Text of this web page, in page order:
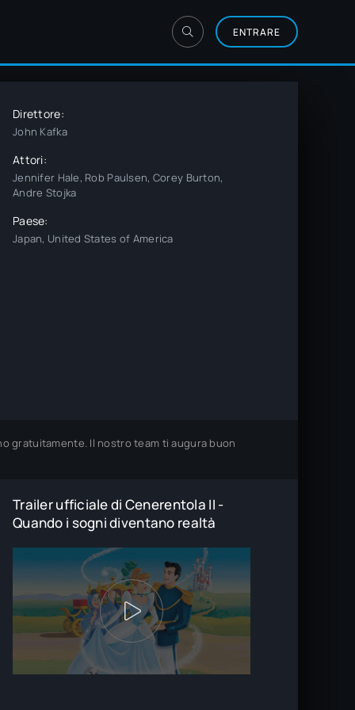
ENTRARE
Direttore:
John Kafka
Attori:
Jennifer Hale, Rob Paulsen, Corey Burton,
Andre Stojka
Paese:
Japan, United States of America
gratuitamente. Il nostro team ti augura buon
Trailer ufficiale di Cenerentola II -
Quando i sogni diventano realtà